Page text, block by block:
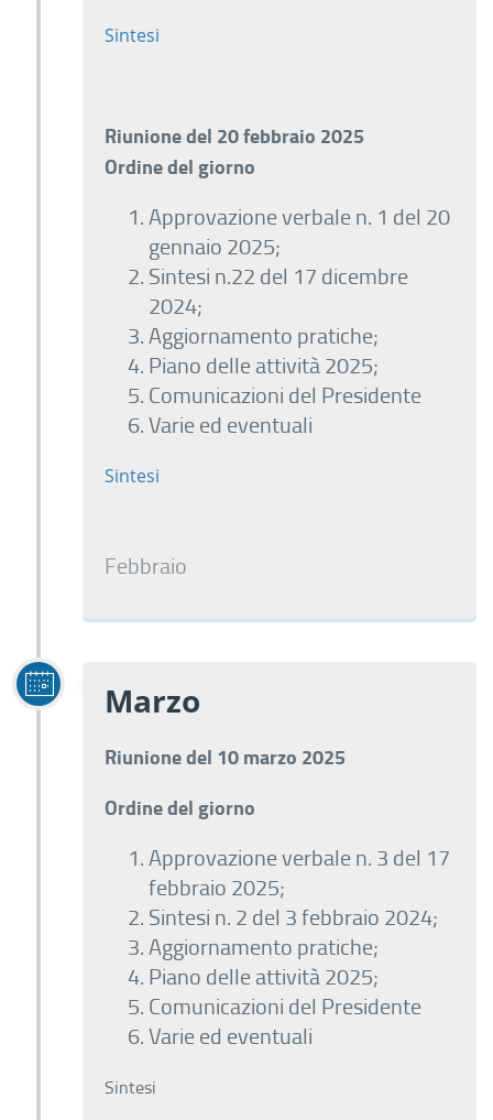
Sintesi
Riunione del 20 febbraio 2025
Ordine del giorno
Approvazione verbale n. 1 del 20
gennaio 2025;
Sintesi n.22 del 17 dicembre
2024;
Aggiornamento pratiche;
Piano delle attività 2025;
Comunicazioni del Presidente
Varie ed eventuali
Sintesi
Febbraio
Marzo
Riunione del 10 marzo 2025
Ordine del giorno
Approvazione verbale n. 3 del 17
febbraio 2025;
Sintesi n. 2 del 3 febbraio 2024;
Aggiornamento pratiche;
Piano delle attività 2025;
Comunicazioni del Presidente
Varie ed eventuali
Sintesi